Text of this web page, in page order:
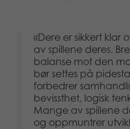
«Dere er sikkert klar
av spillene deres.
balanse mot den
bør settes på
forbedrer
bevissthet, logisk
Mange av spillene
og oppmuntrer